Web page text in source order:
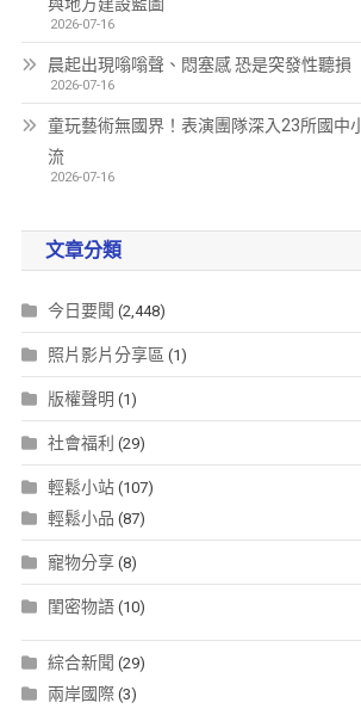
與地方建設藍圖
2026-07-16
晨起出現嗡嗡聲、悶塞感 恐是突發性聽損
2026-07-16
童玩藝術無國界！表演團隊深入23所國中
流
2026-07-16
文章分類
今日要聞 (2,448)
照片影片分享區 (1)
版權聲明 (1)
社會福利 (29)
輕鬆小站(107)
輕鬆小品 (87)
寵物分享(8)
閨密物語(10)
綜合新聞 (29)
兩岸國際(3)